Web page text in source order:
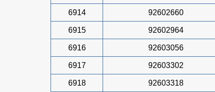
6914 92602660
6915 92602964
6916 92603056
6917 92603302
6918 92603318